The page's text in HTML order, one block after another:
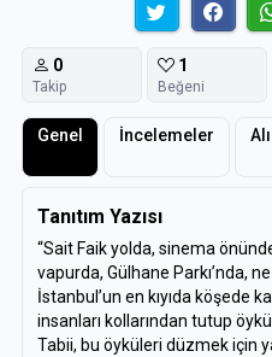
0
Takip
1
Beğeni
Genel İncelemeler
Tanıtım Yazısı
“Sait Faik yolda, sinema
vapurda, Gülhane Parkı’nda,
İstanbul’un en kıyıda köşede
insanları kollarından tutup
Tabii, bu öyküleri düzmek için